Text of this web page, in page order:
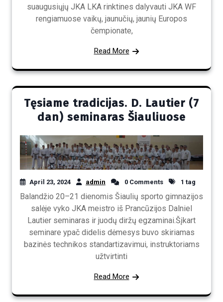
suaugusiųjų JKA LKA rinktines dalyvauti JKA WF
rengiamuose vaikų, jaunučių, jaunių Europos
čempionate,
Read More
Tęsiame tradicijas. D. Lautier (7
dan) seminaras Šiauliuose
April 23, 2024 admin 0 Comments 1 tag
Balandžio 20–21 dienomis Šiaulių sporto gimnazijos
salėje vyko JKA meistro iš Prancūzijos Dalniel
Lautier seminaras ir juodų diržų egzaminai.Šįkart
seminare ypač didelis dėmesys buvo skiriamas
bazinės technikos standartizavimui, instruktoriams
užtvirtinti
Read More